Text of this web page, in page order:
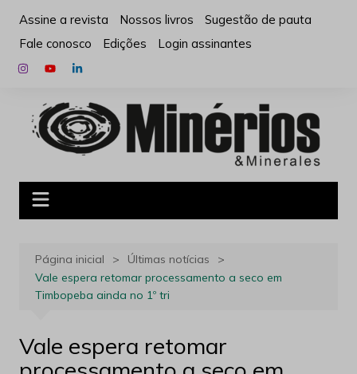
para
conteúdo
Assine a revista Nossos livros
Sugestão de pauta
Fale conosco
Edições Login assinantes
Página inicial
Últimas notícias
Vale espera retomar processamento a seco em
Timbopeba ainda no 1º tri
Vale espera retomar